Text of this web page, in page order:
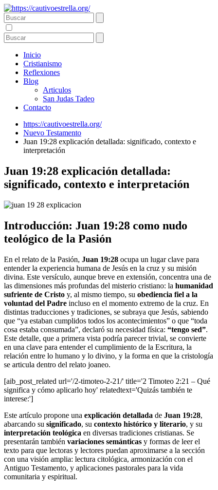
Inicio
Cristianismo
Reflexiones
Blog
Articulos
San Judas Tadeo
Contacto
https://cautivoestrella.org/
Nuevo Testamento
Juan 19:28 explicación detallada: significado, contexto e
interpretación
Juan 19:28 explicación detallada:
significado, contexto e interpretación
Introducción: Juan 19:28 como nudo
teológico de la Pasión
En el relato de la Pasión, Juan 19:28 ocupa un lugar clave para
entender la experiencia humana de Jesús en la cruz y su misión
divina. Este versículo, aunque breve en extensión, concentra una de
las dimensiones más profundas del misterio cristiano: la humanidad
sufriente de Cristo y, al mismo tiempo, su obediencia fiel a la
voluntad del Padre incluso en el momento extremo de la cruz. En
distintas traducciones y tradiciones, se subraya que Jesús, sabiendo
que “ya estaban cumplidos todos los acontecimientos” o que “toda
cosa estaba consumada”, declaró su necesidad física: “tengo sed”.
Este detalle, que a primera vista podría parecer trivial, se convierte
en una clave para entender el cumplimiento de la Escritura, la
relación entre lo humano y lo divino, y la forma en que la cristología
se articula dentro del relato joaneo.
[aib_post_related url='/2-timoteo-2-21/' title='2 Timoteo 2:21 – Qué
significa y cómo aplicarlo hoy' relatedtext='Quizás también te
interese:']
Este artículo propone una explicación detallada de Juan 19:28,
abarcando su significado, su contexto histórico y literario, y su
interpretación teológica en diversas tradiciones cristianas. Se
presentarán también variaciones semánticas y formas de leer el
texto para que lectoras y lectores puedan aproximarse a la sección
con una visión amplia: lectura citológica, armonización con el
Antiguo Testamento, y aplicaciones pastorales para la vida
comunitaria y espiritual.